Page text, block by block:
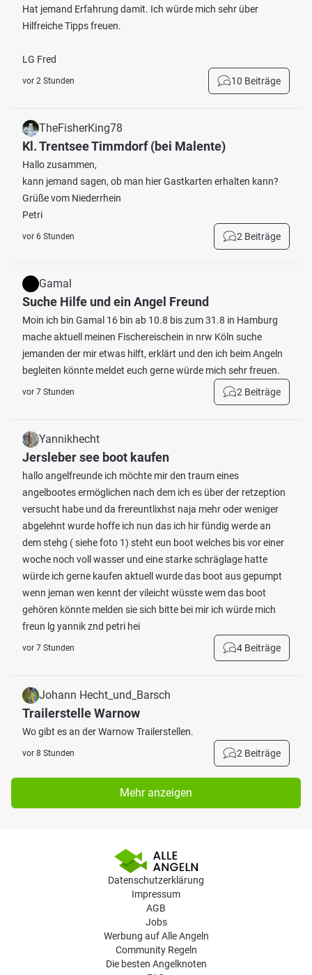
Hat jemand Erfahrung damit. Ich würde mich sehr über
Hilfreiche Tipps freuen.
LG Fred
vor 2 Stunden 10 Beiträge
TheFisherKing78
Kl. Trentsee Timmdorf (bei Malente)
Hallo zusammen,
kann jemand sagen, ob man hier Gastkarten erhalten kann?
Grüße vom Niederrhein
Petri
vor 6 Stunden 2 Beiträge
Gamal
Suche Hilfe und ein Angel Freund
Moin ich bin Gamal 16 bin ab 10.8 bis zum 31.8 in Hamburg
mache aktuell meinen Fischereischein in nrw Köln suche
jemanden der mir etwas hilft, erklärt und den ich beim Angeln
begleiten könnte meldet euch gerne würde mich sehr freuen.
vor 7 Stunden 2 Beiträge
Yannikhecht
Jersleber see boot kaufen
hallo angelfreunde ich möchte mir den traum eines
angelbootes ermöglichen nach dem ich es über der retzeption
versucht habe und da frereuntlixhst naja mehr oder weniger
abgelehnt wurde hoffe ich nun das ich hir fündig werde an
dem stehg ( siehe foto 1) steht eun boot welches bis vor einer
woche noch voll wasser und eine starke schräglage hatte
würde ich gerne kaufen aktuell wurde das boot aus gepumpt
wenn jeman wen kennt der vileicht wüsste wem das boot
gehören könnte melden sie sich bitte bei mir ich würde mich
freun lg yannik znd petri hei
vor 7 Stunden 4 Beiträge
Johann Hecht_und_Barsch
Trailerstelle Warnow
Wo gibt es an der Warnow Trailerstellen.
vor 8 Stunden 2 Beiträge
Mehr anzeigen
Datenschutzerklärung
Impressum
AGB
Jobs
Werbung auf Alle Angeln
Community Regeln
Die besten Angelknoten